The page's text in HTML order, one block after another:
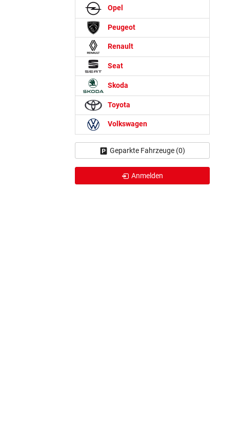
Opel
Peugeot
Renault
Seat
Skoda
Toyota
Volkswagen
Geparkte Fahrzeuge (0)
Anmelden